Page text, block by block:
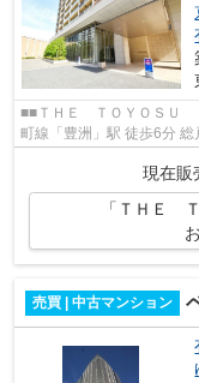
■■ＴＨＥ ＴＯＹＯＳＵ ＴＯＷＥＲ■■ 平成20年
町線「豊洲」駅 徒歩6分 総
現在販
「ＴＨＥ
売買 | 中古マンション